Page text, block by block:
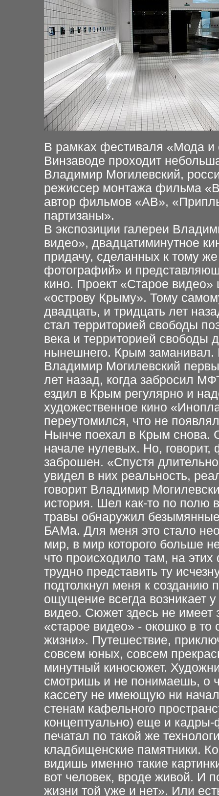
В рамках фестиваля «Мода и
Винзаводе проходит
Владимир Могилевский,
режиссер монтажа фильма
автор фильмов «АВ»,
партизаны».
В экспозиции галереи
видео», двадцатиминутное
придачу, сделанных к тому
фотографий» и
кино. Проект «Старое
«острову Крыму». Тому
двадцать, и тридцать лет
стал территорией свободы
века и территорией свободы
нынешнего. Крым заманивал.
Владимир Могилевский
лет назад, когда забросил
ездил в Крым регулярно и
художественное кино
переутомился, что не
Нынче поехал в Крым снова.
начале нулевых. Но,
заброшен. «Спустя
увидел в них реальность,
говорит Владимир
история. Шел как-то по полю
травы обнаружил
БАМа. Для меня это стало
мир, в мир которого больше
что происходило там, на
трудно представить ту
подтолкнул меня к созданию
ощущение всегда возникает у
видео. Сюжет здесь не имеет
«старое видео» - окошко в то
жизни». Путешествие,
совсем юных, совсем
минутный киносюжет.
смотришь и не понимаешь, о
кассету не имеющую ни
стенам кафельного
концептуально) еще и
печатал по такой же
кладбищенские памятники.
видишь именно такие
вот человек, вроде живой. И
жизни той уже и нет». Или